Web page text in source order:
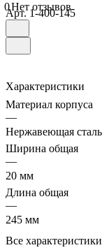
0Нет отзывов
Арт.1-400-145
Характеристики
Материал корпуса
—
Нержавеющая
Ширина общая
—
20 мм
Длина общая
—
245 мм
Все характеристики